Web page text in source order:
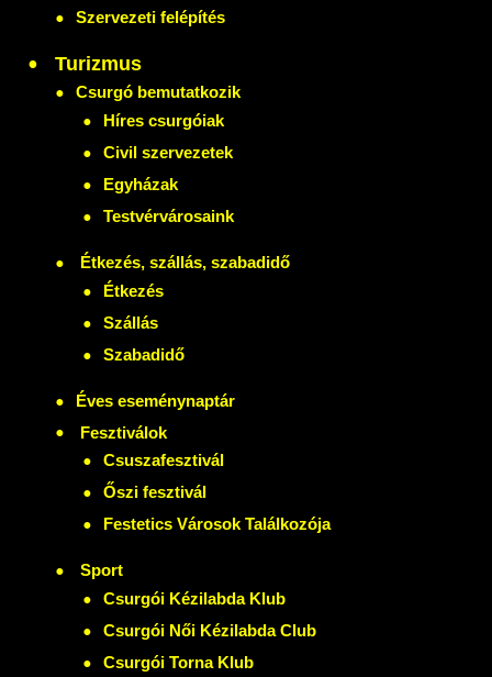
Szervezeti felépítés
Turizmus
Csurgó bemutatkozik
Híres csurgóiak
Civil szervezetek
Egyházak
Testvérvárosaink
Étkezés, szállás, szabadidő
Étkezés
Szállás
Szabadidő
Éves eseménynaptár
Fesztiválok
Csuszafesztivál
Őszi fesztivál
Festetics Városok Találkozója
Sport
Csurgói Kézilabda Klub
Csurgói Női Kézilabda Club
Csurgói Torna Klub